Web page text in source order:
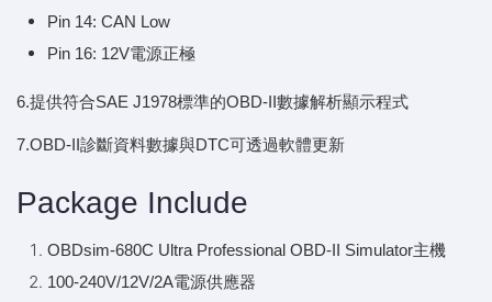
Pin 14: CAN Low
Pin 16: 12V電源正極
6.提供符合SAE J1978標準的OBD-II數據解析顯示程式
7.OBD-II診斷資料數據與DTC可透過軟體更新
Package Include
OBDsim-680C Ultra Professional OBD-II Simulator主機
100-240V/12V/2A電源供應器